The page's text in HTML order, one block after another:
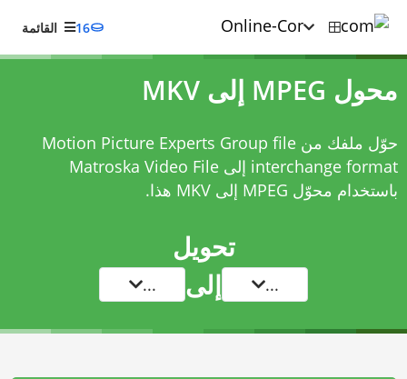
16 القائمة
محول MPEG إلى MKV
حوّل ملفك من Motion Picture Experts Group file
interchange format إلى Matroska Video File
باستخدام محوّل MPEG إلى MKV هذا.
تحويل
... إلى ...